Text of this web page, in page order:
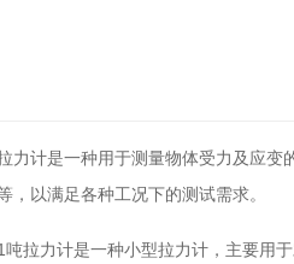
力计是一种用于测量物体受力及应变
，以满足各种工况下的测试需求。
吨拉力计是一种小型拉力计，主要用